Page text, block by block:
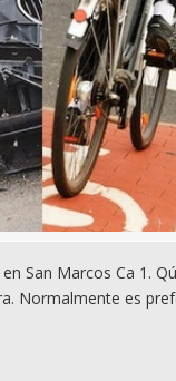
San Marcos Ca 1.
Normalmente es